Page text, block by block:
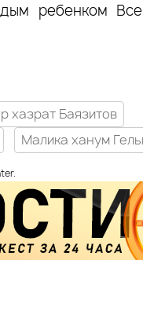
ребенком
хазрат Баязитов
Малика ханум